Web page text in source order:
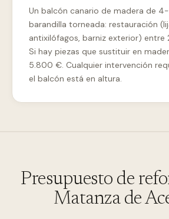
Un balcón canario de madera de
barandilla torneada: restauración
antixilófagos, barniz exterior)
Si hay piezas que sustituir en
5.800 €. Cualquier intervención
el balcón está en altura.
Presupuesto de
Matanza de